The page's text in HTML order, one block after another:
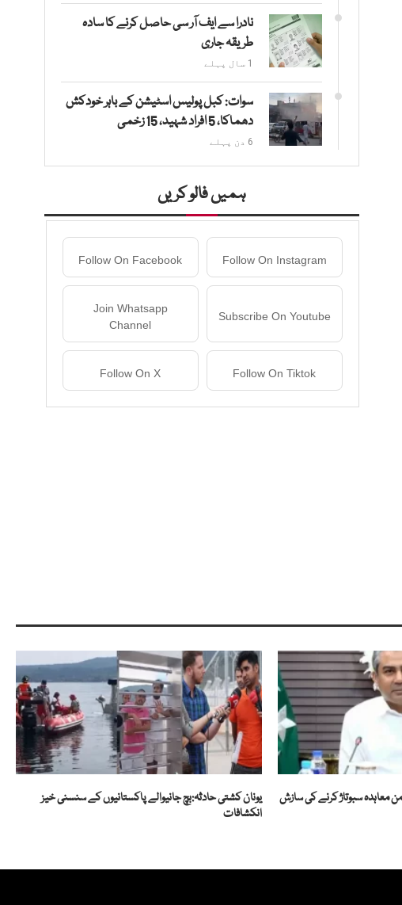
نادرا سے ایف آر سی حاصل کرنے کا سادہ
طریقہ جاری
1 سال پہلے
سوات: کبل پولیس اسٹیشن کے باہر خودکش
دھماکا، 5 افراد شہید، 15 زخمی
6 دن پہلے
ہمیں فالو کریں
Follow On Instagram
Follow On Facebook
Subscribe On Youtube
Join Whatsapp
Channel
Follow On Tiktok
Follow On X
معاہدہ سبوتاژ کرنے کی سازش
یونان کشتی حادثہ:بچ جانیوالے پاکستانیوں کے سنسنی خیز
انکشافات